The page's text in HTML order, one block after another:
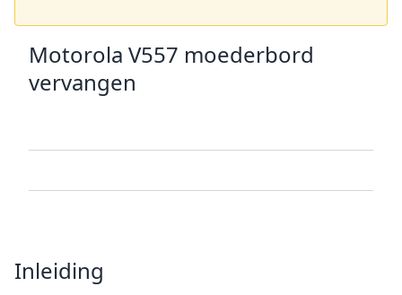
Motorola V557 moederbord
vervangen
Inleiding